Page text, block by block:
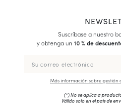
Suscríbase a nuestro
y obtenga un 10 % de
Más información sobre gestión
(*) No se aplica a
Válido solo en el país de